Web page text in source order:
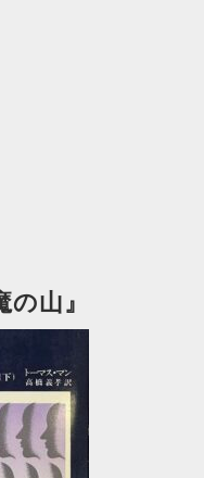
山』